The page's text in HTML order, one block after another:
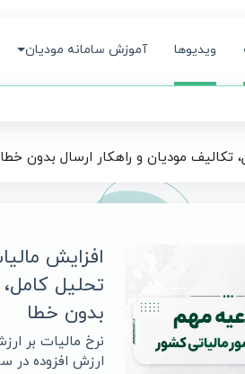
ویدیوها آموزش سامانه مودیان
تحلیل کامل،
بدون خطا